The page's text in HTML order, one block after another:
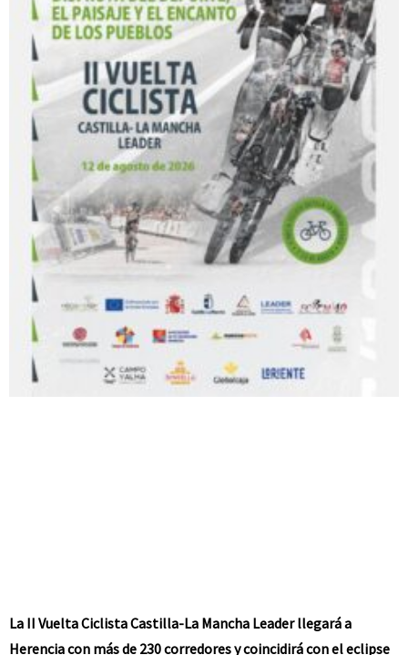
La II Vuelta Ciclista Castilla-La Mancha Leader llegará a
Herencia con más de 230 corredores y coincidirá con el eclipse